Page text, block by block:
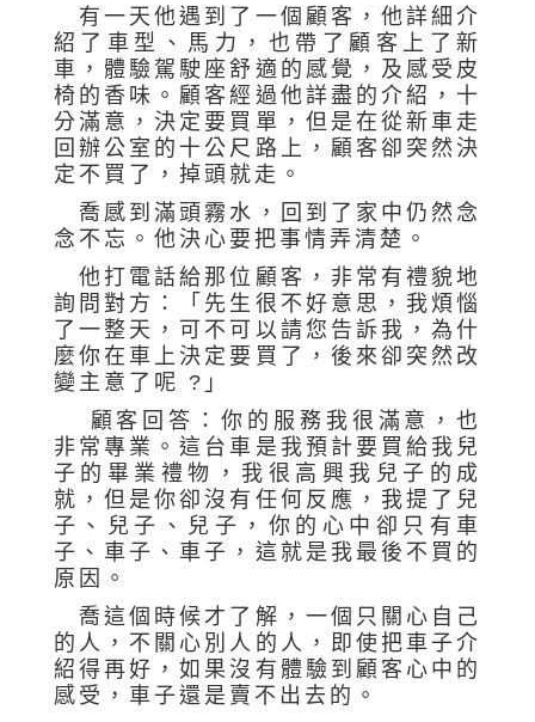
有一天他遇到了一個顧客，他詳細介
紹了車型、馬力，也帶了顧客上了新
車，體驗駕駛座舒適的感覺，及感受皮
椅的香味。顧客經過他詳盡的介紹，十
分滿意，決定要買單，但是在從新車走
回辦公室的十公尺路上，顧客卻突然決
定不買了，掉頭就走。
喬感到滿頭霧水，回到了家中仍然念
念不忘。他決心要把事情弄清楚。
他打電話給那位顧客，非常有禮貌地
詢問對方：「先生很不好意思，我煩惱
了一整天，可不可以請您告訴我，為什
麼你在車上決定要買了，後來卻突然改
變主意了呢 ?」
顧客回答：你的服務我很滿意，也
非常專業。這台車是我預計要買給我兒
子的畢業禮物，我很高興我兒子的成
就，但是你卻沒有任何反應，我提了兒
子、兒子、兒子，你的心中卻只有車
子、車子、車子，這就是我最後不買的
原因。
喬這個時候才了解，一個只關心自己
的人，不關心別人的人，即使把車子介
紹得再好，如果沒有體驗到顧客心中的
感受，車子還是賣不出去的。